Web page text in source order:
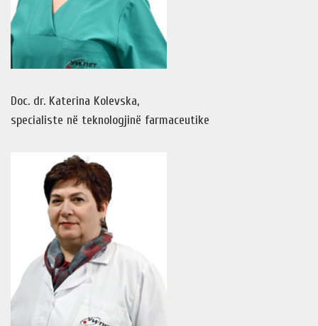
Doc. dr. Katerina Kolevska,
specialiste në teknologjinë farmaceutike